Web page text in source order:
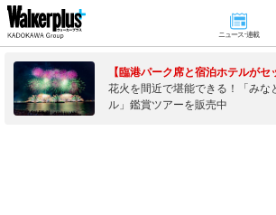
ニュース･連載
【臨港パーク席と宿泊ホテルがセ
花火を間近で堪能できる！「みな
ル」鑑賞ツアーを販売中